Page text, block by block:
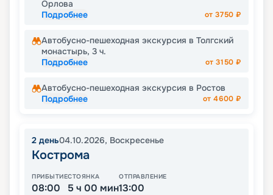
Орлова
Подробнее
от3750 ₽
Автобусно-пешеходная экскурсия в Толгский
монастырь, 3 ч.
Подробнее
от3150 ₽
Автобусно-пешеходная экскурсия в Ростов
Подробнее
от4600 ₽
2 день04.10.2026, Воскресенье
Кострома
ПРИБЫТИЕ
08:00
СТОЯНКА
5 ч 00 мин
ОТПРАВЛЕНИЕ
13:00